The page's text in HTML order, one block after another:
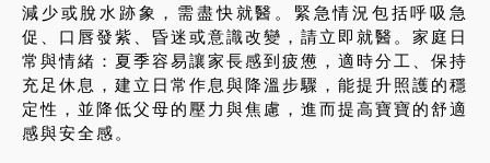
減少或脫水跡象，需盡快就醫。緊急情況包括呼吸急
促、口唇發紫、昏迷或意識改變，請立即就醫。家庭日
常與情緒：夏季容易讓家長感到疲憊，適時分工、保持
充足休息，建立日常作息與降溫步驟，能提升照護的穩
定性，並降低父母的壓力與焦慮，進而提高寶寶的舒適
感與安全感。